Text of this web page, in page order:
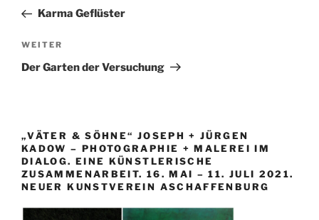
Beitrag
Karma Geflüster
Nächster
Beitrag
WEITER
Der Garten der Versuchung
„VÄTER & SÖHNE“ JOSEPH + JÜRGEN
KADOW – PHOTOGRAPHIE + MALEREI IM
DIALOG. EINE KÜNSTLERISCHE
ZUSAMMENARBEIT. 16. MAI – 11. JULI 2021.
NEUER KUNSTVEREIN ASCHAFFENBURG